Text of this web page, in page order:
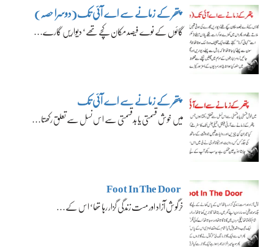
پتھر کے زمانے سے اے آئی تک(دوسرا حصہ)
گائوں کے نوے فیصد مکان کچے تھے‘ دیواریں گارے…
پتھر کے زمانے سے اے آئی تک
میں خوش قسمتی یا بدقسمتی سے اس نسل سے تعلق رکھتا…
Foot In The Door
خرگوش آزاد اور مست زندگی گزار رہا تھا‘ اس کے…